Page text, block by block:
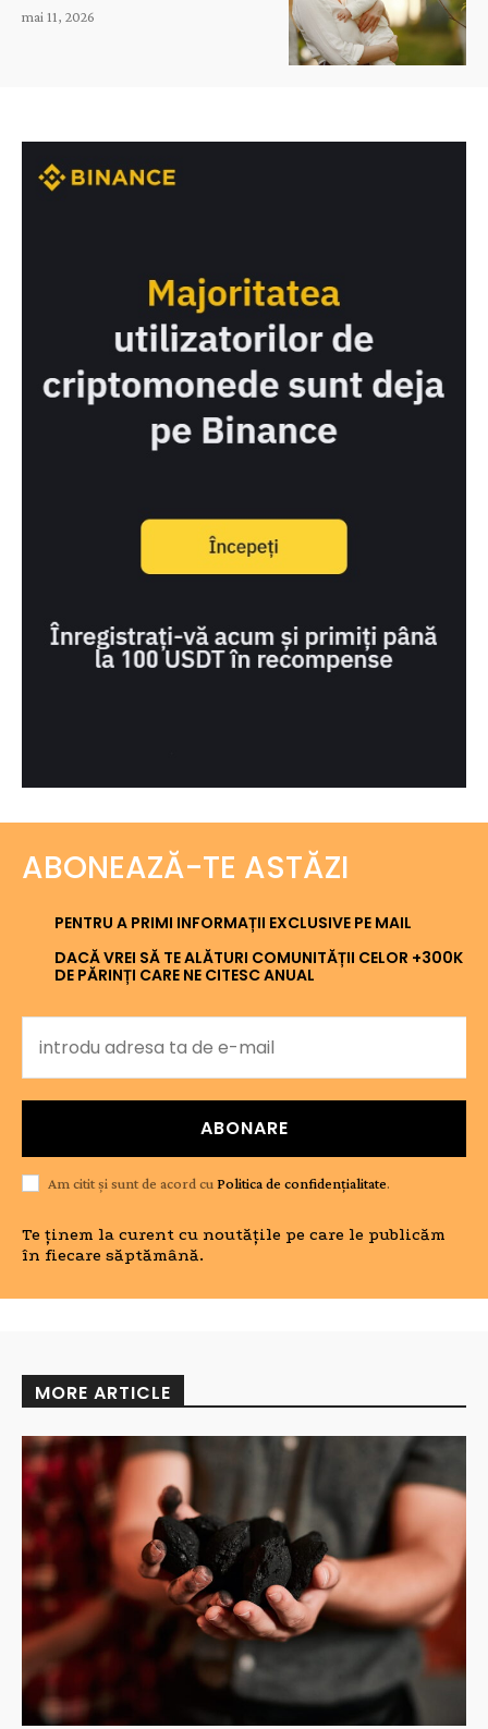
mai 11, 2026
ABONEAZĂ-TE ASTĂZI
PENTRU A PRIMI INFORMAȚII EXCLUSIVE PE MAIL
DACĂ VREI SĂ TE ALĂTURI COMUNITĂȚII CELOR +300K
DE PĂRINȚI CARE NE CITESC ANUAL
ABONARE
Am citit și sunt de acord cu Politica de confidențialitate.
Te ținem la curent cu noutățile pe care le publicăm
în fiecare săptămână.
MORE ARTICLE